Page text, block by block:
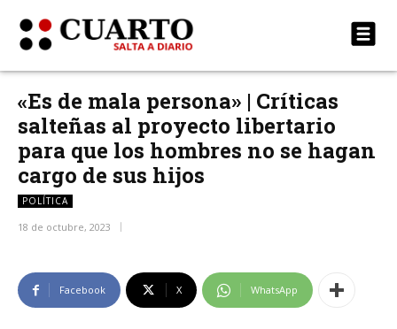
«Es de mala persona» | Críticas
salteñas al proyecto libertario
para que los hombres no se hagan
cargo de sus hijos
POLÍTICA
18 de octubre, 2023
Facebook X WhatsApp